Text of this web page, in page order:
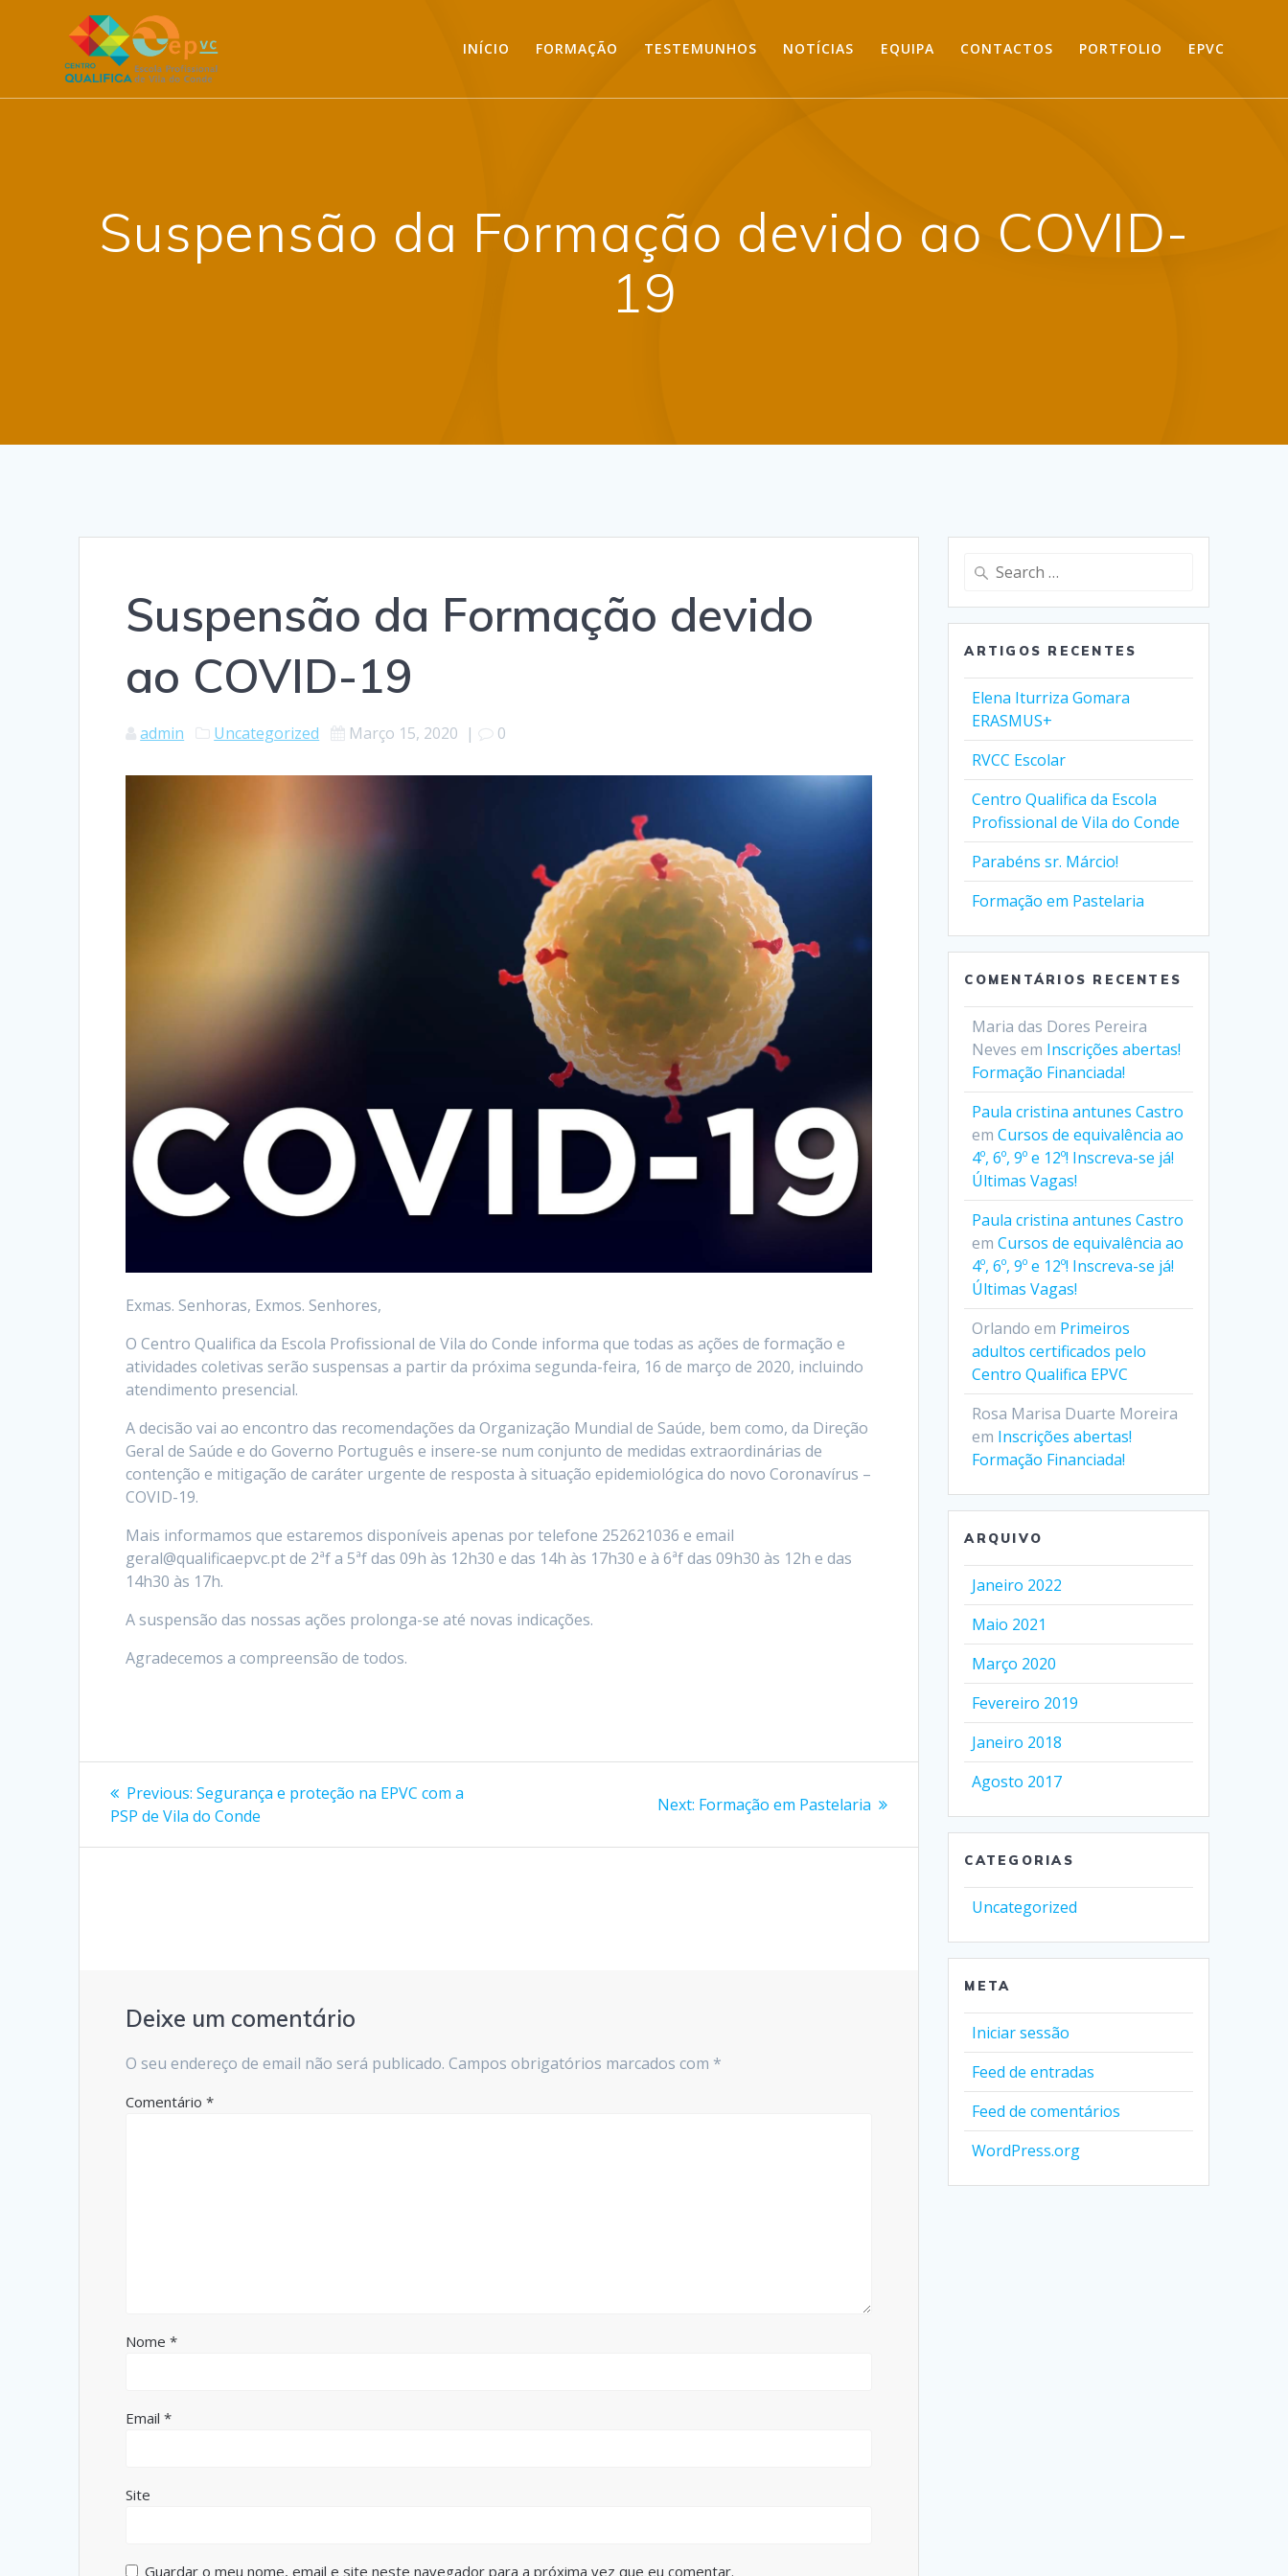
INÍCIO FORMAÇÃO TESTEMUNHOS NOTÍCIAS EQUIPA CONTACTOS PORTFOLIO EPVC
Suspensão da Formação devido ao COVID-
19
Suspensão da Formação devido
ao COVID-19
admin Uncategorized Março 15, 2020 | 0
Exmas. Senhoras, Exmos. Senhores,
O Centro Qualifica da Escola Profissional de Vila do Conde informa que todas as ações de formação e
atividades coletivas serão suspensas a partir da próxima segunda-feira, 16 de março de 2020, incluindo
atendimento presencial.
A decisão vai ao encontro das recomendações da Organização Mundial de Saúde, bem como, da Direção
Geral de Saúde e do Governo Português e insere-se num conjunto de medidas extraordinárias de
contenção e mitigação de caráter urgente de resposta à situação epidemiológica do novo Coronavírus –
COVID-19.
Mais informamos que estaremos disponíveis apenas por telefone 252621036 e email
geral@qualificaepvc.pt de 2ªf a 5ªf das 09h às 12h30 e das 14h às 17h30 e à 6ªf das 09h30 às 12h e das
14h30 às 17h.
A suspensão das nossas ações prolonga-se até novas indicações.
Agradecemos a compreensão de todos.
Navegação
de
Previous: Previous
post:
Segurança e proteção na EPVC com a
PSP de Vila do Conde
Next: Next
Formação em Pastelaria
Deixe um comentário
O seu endereço de email não será publicado. Campos obrigatórios marcados com *
Comentário*
Nome*
Email*
Site
Guardar o meu nome, email e site neste navegador para a próxima vez que eu comentar.
Search
ARTIGOS RECENTES
Elena Iturriza Gomara
ERASMUS+
RVCC Escolar
Centro Qualifica da Escola
Profissional de Vila do Conde
Parabéns sr. Márcio!
Formação em Pastelaria
COMENTÁRIOS RECENTES
Maria das Dores Pereira
Neves em Inscrições abertas!
Formação Financiada!
Paula cristina antunes Castro
emCursos de equivalência ao
4º, 6º, 9º e 12º! Inscreva-se já!
Últimas Vagas!
Paula cristina antunes Castro
emCursos de equivalência ao
4º, 6º, 9º e 12º! Inscreva-se já!
Últimas Vagas!
Orlando em Primeiros
adultos certificados pelo
Centro Qualifica EPVC
Rosa Marisa Duarte Moreira
em Inscrições abertas!
Formação Financiada!
ARQUIVO
Janeiro 2022
Maio 2021
Março 2020
Fevereiro 2019
Janeiro 2018
Agosto 2017
CATEGORIAS
Uncategorized
META
Iniciar sessão
Feed de entradas
Feed de comentários
WordPress.org